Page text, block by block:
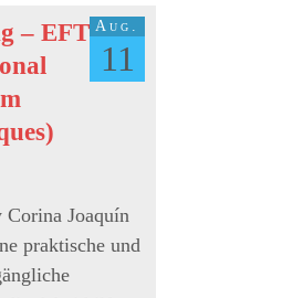
Aug.
11
– EFT
Corina Joaquín
praktische und